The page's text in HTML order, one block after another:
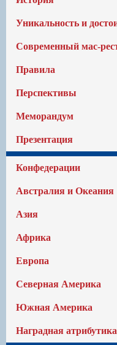
Уникальность и
Современный мас-
Правила
Перспективы
Меморандум
Презентация
Конфедерации
Австралия и Океания
Азия
Африка
Европа
Северная Америка
Южная Америка
Наградная атрибутика